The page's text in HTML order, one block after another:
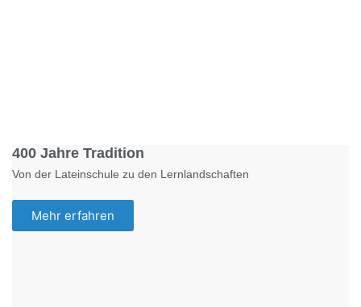
400 Jahre Tradition
Von der Lateinschule zu den Lernlandschaften
Mehr erfahren